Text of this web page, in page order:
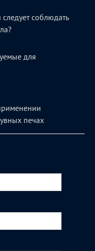
соблюдать
для
печах